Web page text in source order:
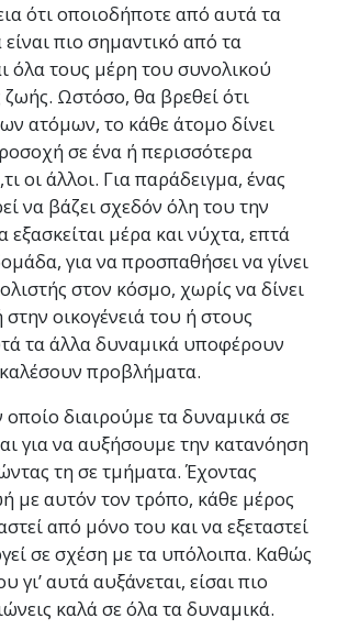
ότι οποιοδήποτε από αυτά τα
πιο σημαντικό από τα
όλα τους μέρη του συνολικού
ζωής. Ωστόσο, θα βρεθεί ότι
ατόμων, το κάθε άτομο δίνει
σε ένα ή περισσότερα
οι άλλοι. Για παράδειγμα, ένας
να βάζει σχεδόν όλη του την
μέρα και νύχτα, επτά
για να προσπαθήσει να γίνει
στον κόσμο, χωρίς να δίνει
οικογένειά του ή στους
τα άλλα δυναμικά υποφέρουν
προβλήματα.
οποίο διαιρούμε τα δυναμικά σε
για να αυξήσουμε την κατανόηση
τη σε τμήματα. Έχοντας
με αυτόν τον τρόπο, κάθε μέρος
από μόνο του και να εξεταστεί
σε σχέση με τα υπόλοιπα. Καθώς
γι’ αυτά αυξάνεται, είσαι πιο
καλά σε όλα τα δυναμικά.